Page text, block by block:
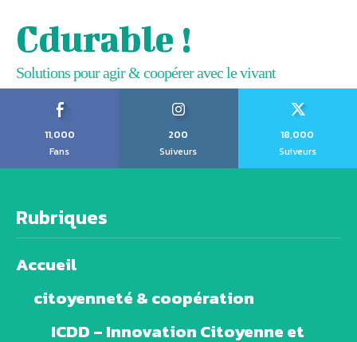
Cdurable !
Solutions pour agir & coopérer avec le vivant
11,000
Fans
200
Suiveurs
18,000
Suiveurs
Rubriques
Accueil
citoyenneté & coopération
ICDD – Innovation Citoyenne et